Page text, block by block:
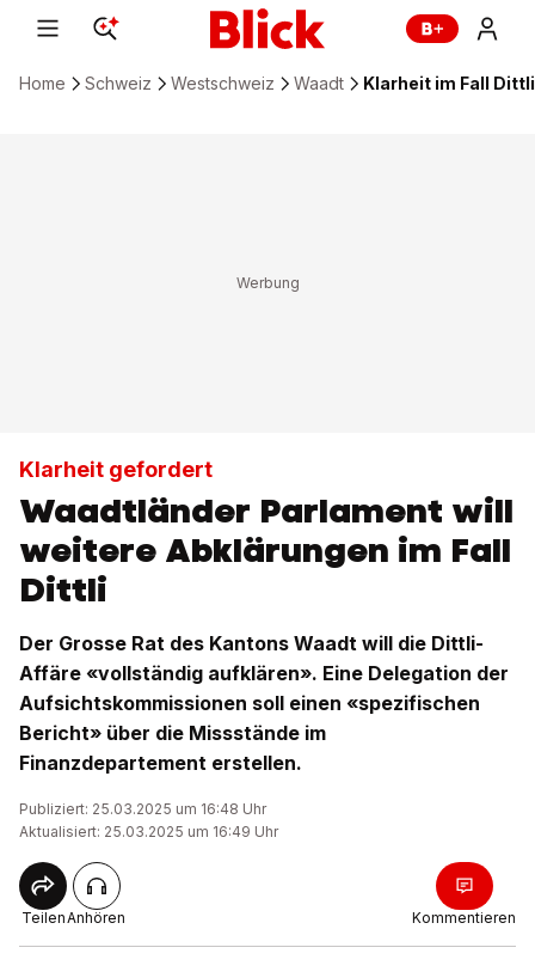
Home Schweiz Westschweiz Waadt Klarheit im Fall
Klarheit gefordert
Waadtländer Parlament will
weitere Abklärungen im Fall
Dittli
Der Grosse Rat des Kantons Waadt will die Dittli-
Affäre «vollständig aufklären». Eine Delegation der
Aufsichtskommissionen soll einen «spezifischen
Bericht» über die Missstände im
Finanzdepartement erstellen.
Publiziert: 25.03.2025 um 16:48 Uhr
Aktualisiert: 25.03.2025 um 16:49 Uhr
TeilenAnhören Kommentieren